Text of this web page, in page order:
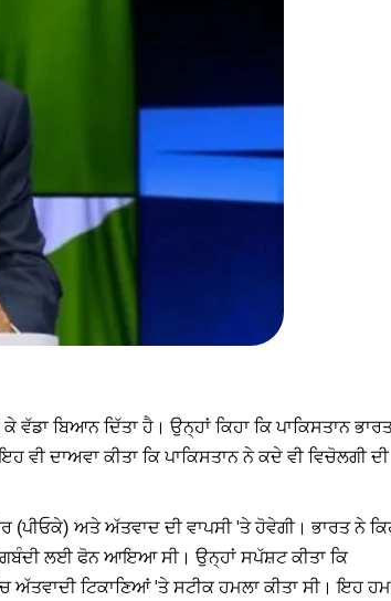
ਬਿਆਨ ਦਿੱਤਾ ਹੈ। ਉਨ੍ਹਾਂ ਕਿਹਾ ਕਿ ਪਾਕਿਸਤਾਨ
ਦਾਅਵਾ ਕੀਤਾ ਕਿ ਪਾਕਿਸਤਾਨ ਨੇ ਕਦੇ ਵੀ ਵਿਚੋਲਗੀ ਦੀ
(ਪੀਓਕੇ) ਅਤੇ ਅੱਤਵਾਦ ਦੀ ਵਾਪਸੀ 'ਤੇ ਹੋਵੇਗੀ। ਭਾਰਤ ਨੇ
ਲਈ ਫੋਨ ਆਇਆ ਸੀ। ਉਨ੍ਹਾਂ ਸਪੱਸ਼ਟ ਕੀਤਾ ਕਿ
ਟਿਕਾਣਿਆਂ 'ਤੇ ਸਟੀਕ ਹਮਲਾ ਕੀਤਾ ਸੀ। ਇਹ